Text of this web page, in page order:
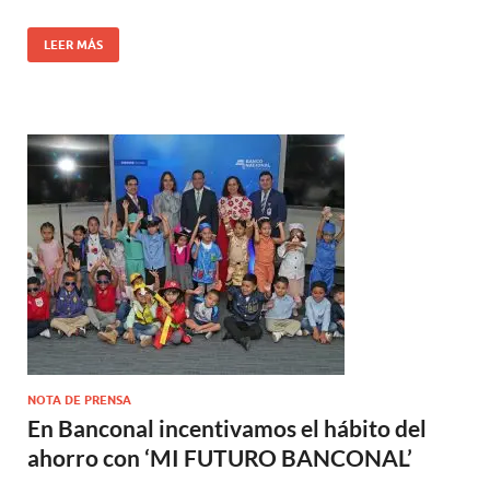
LEER MÁS
NOTA DE PRENSA
En Banconal incentivamos el hábito del
ahorro con ‘MI FUTURO BANCONAL’